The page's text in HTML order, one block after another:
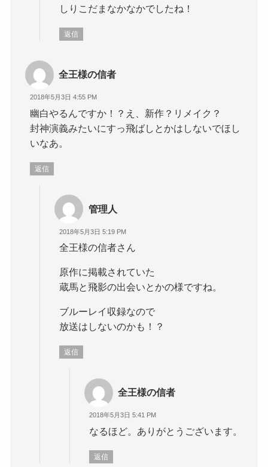
しりこだまなかなかでしたね！
返信
全王様の信者
2018年5月3日 4:55 PM
幽白やるんですか！？え、新作？リメイク？
封神演義みたいにすっ飛ばしとかはしないでほし
いなあ。
返信
管理人
2018年5月3日 5:19 PM
全王様の信者さん
原作に掲載されていた
蔵馬と飛影の出会いとかの様ですね。
ブルーレイ収録なので
放送はしないのかも！？
返信
全王様の信者
2018年5月3日 5:41 PM
なるほど。ありがとうございます。
返信